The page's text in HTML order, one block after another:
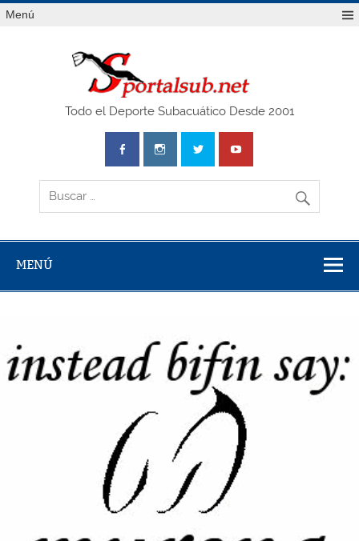
Saltar
alMenú
Todo el Deporte Subacuático Desde 2001
MENÚ